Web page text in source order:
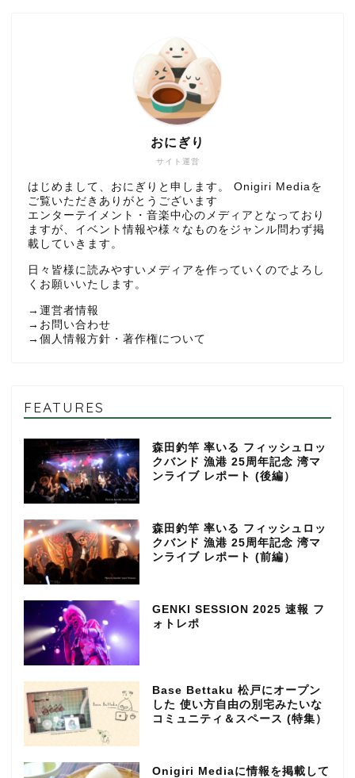
サイト運営
おにぎり
はじめまして、おにぎりと申します。 Onigiri Mediaを
ご覧いただきありがとうございます
エンターテイメント・音楽中心のメディアとなっており
ますが、イベント情報や様々なものをジャンル問わず掲
載していきます。
日々皆様に読みやすいメディアを作っていくのでよろし
くお願いいたします。
→ 運営者情報
→ お問い合わせ
→ 個人情報方針・著作権について
FEATURES
森田釣竿 率いる フィッシュロッ
クバンド 漁港 25周年記念 湾マ
ンライブ レポート (後編）
森田釣竿 率いる フィッシュロッ
クバンド 漁港 25周年記念 湾マ
ンライブ レポート (前編）
GENKI SESSION 2025 速報 フ
ォトレポ
Base Bettaku 松戸にオープン
した 使い方自由の別宅みたいな
コミュニティ＆スペース (特集）
Onigiri Mediaに情報を掲載して